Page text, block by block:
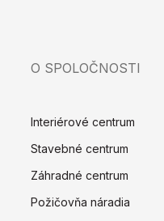
O SPOLOČNOSTI
Interiérové centrum
Stavebné centrum
Záhradné centrum
Požičovňa náradia